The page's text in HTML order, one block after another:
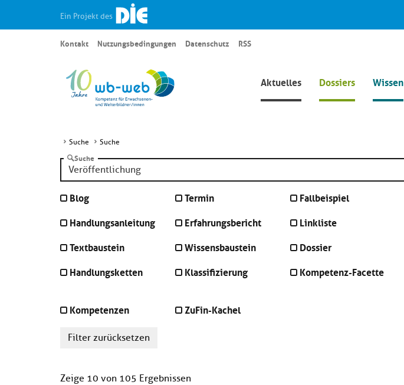
Ein Projekt des
Aktuelles Dossiers Wissen
Kontakt Nutzungsbedingungen Datenschutz RSS
Suche Suche
Suche
Blog Termin Fallbeispiel
Handlungsanleitung
Erfahrungsbericht Linkliste
Textbaustein
Wissensbaustein Dossier
Handlungsketten
Klassifizierung Kompetenz-Facette
Kompetenzen
ZuFin-Kachel
Filter zurücksetzen
Zeige 10 von 105 Ergebnissen